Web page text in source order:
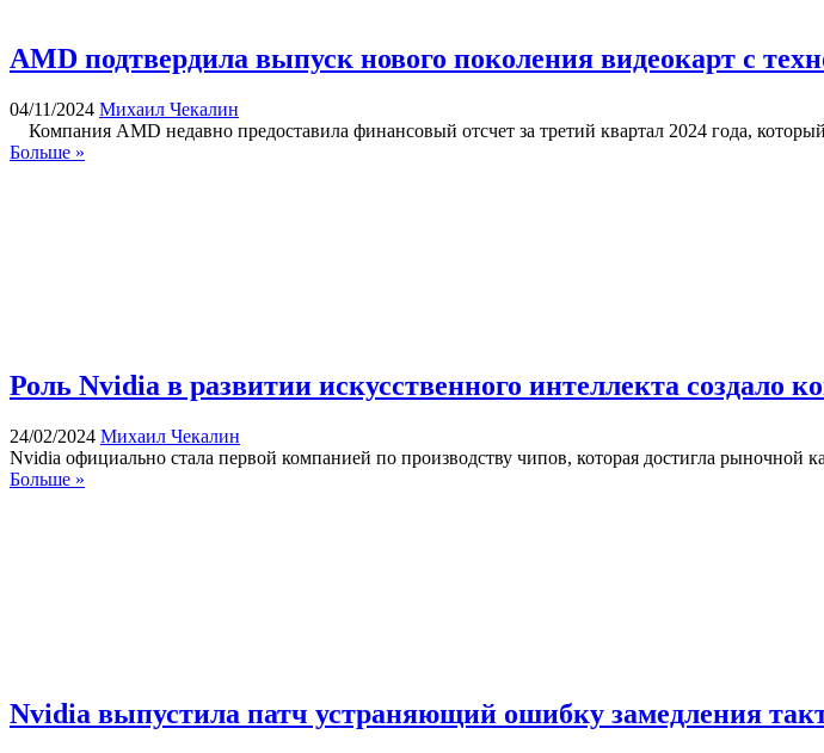
AMD подтвердила выпуск нового поколения видеокарт с
04/11/2024 Михаил Чекалин
Компания AMD недавно предоставила финансовый отсчет за третий квартал 2024 года,
Больше »
Роль Nvidia в развитии искусственного интеллекта создало
24/02/2024 Михаил Чекалин
Nvidia официально стала первой компанией по производству чипов, которая достигла рыночной
Больше »
Nvidia выпустила патч устраняющий ошибку замедления